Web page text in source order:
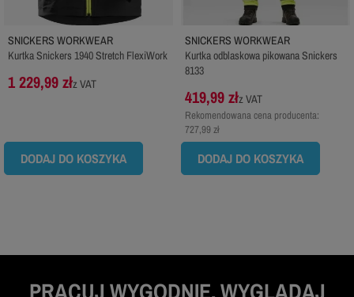
SNICKERS WORKWEAR
Kurtka Snickers 1940 Stretch FlexiWork
1 229,99 złz VAT
DODAJ DO KOSZYKA
SNICKERS WORKWEAR
Kurtka odblaskowa pikowana Snickers
8133
419,99 złz VAT
Rekomendowana cena producenta:
727,99 zł
DODAJ DO KOSZYKA